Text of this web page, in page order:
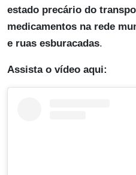
estado precário do
medicamentos na rede
e ruas esburacadas.
Assista o vídeo aqui: